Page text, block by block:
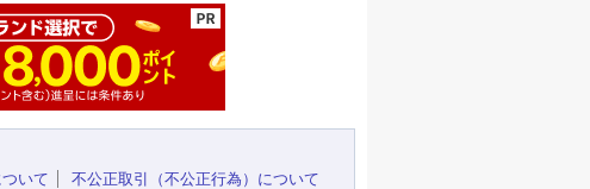
いて
不公正取引（不公正行為）について